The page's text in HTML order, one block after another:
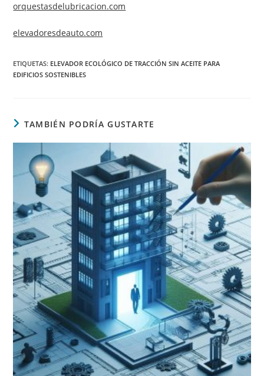
orquestasdelubricacion.com
elevadoresdeauto.com
ETIQUETAS: ELEVADOR ECOLÓGICO DE TRACCIÓN SIN ACEITE PARA
EDIFICIOS SOSTENIBLES
TAMBIÉN PODRÍA GUSTARTE